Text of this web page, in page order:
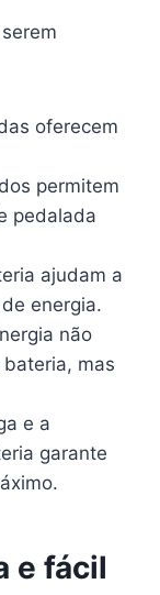
oferecem
permitem
pedalada
ajudam a
energia.
não
mas
e a
garante
e fácil